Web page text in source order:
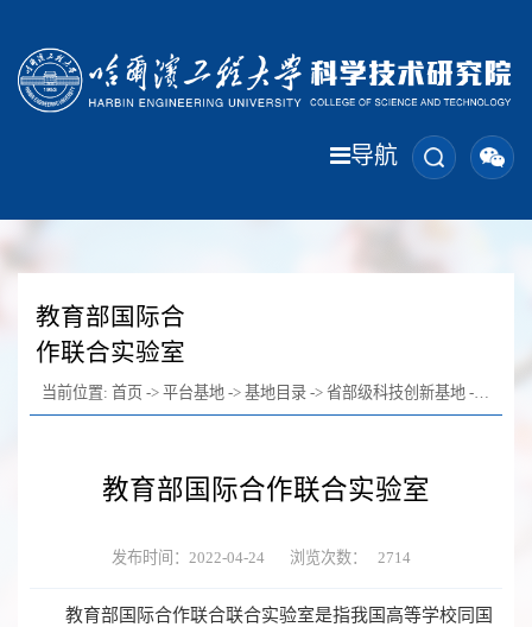
导航
教育部国际合
作联合实验室
当前位置: 首页 -> 平台基地 -> 基地目录 -> 省部级科技创新基地 -> 教育
教育部国际合作联合实验室
发布时间：2022-04-24 浏览次数： 2714
教育部国际合作联合联合实验室是指我国高等学校同国